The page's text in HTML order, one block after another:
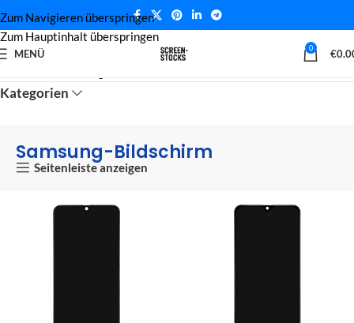
Zum Navigieren überspringen
Zum Hauptinhalt überspringen
MENÜ 0 €
Kategorien
Samsung-Bildschirm
Seitenleiste anzeigen